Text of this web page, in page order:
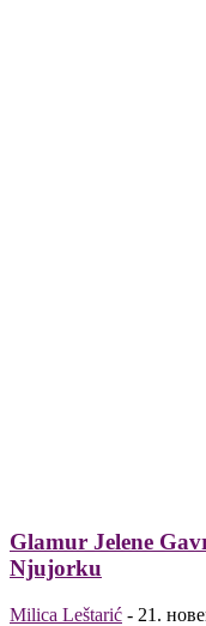
Glamur Jelene
Njujorku
Milica Leštarić - 21.